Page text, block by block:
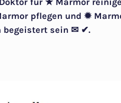
pflegen und ✹
begeistert sein ✉ ✔.